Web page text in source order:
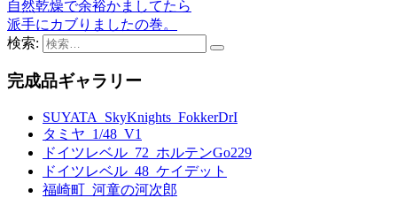
自然乾燥で余裕かましてたら
派手にカブりましたの巻。
検索:
完成品ギャラリー
SUYATA_SkyKnights_FokkerDrI
タミヤ_1/48_V1
ドイツレベル_72_ホルテンGo229
ドイツレベル_48_ケイデット
福崎町_河童の河次郎